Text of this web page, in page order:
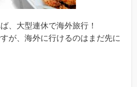
、大型連休で海外旅行！
が、海外に行けるのはまだ先に